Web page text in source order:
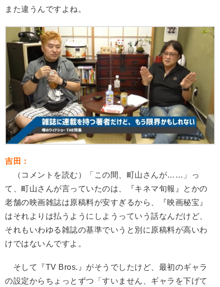
また違うんですよね。
吉田：
（コメントを読む）「この間、町山さんが……」っ
て、町山さんが言っていたのは、『キネマ旬報』とかの
老舗の映画雑誌は原稿料が安すぎるから、『映画秘宝』
はそれよりは払うようにしようっていう話なんだけど、
それもいわゆる雑誌の基準でいうと別に原稿料が高いわ
けではないんですよ。
そして『TV Bros.』がそうでしたけど、最初のギャラ
の設定からちょっとずつ「すいません、ギャラを下げて